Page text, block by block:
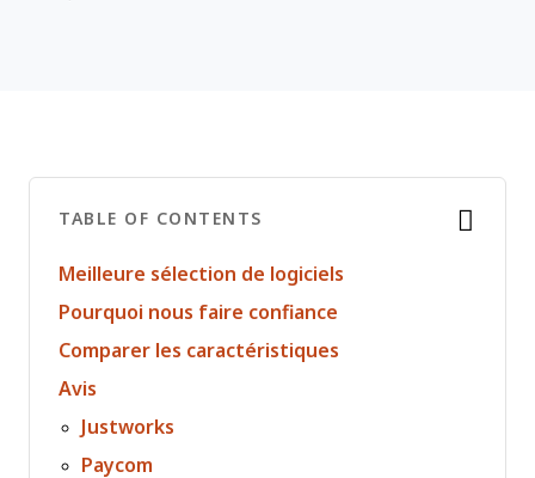
TABLE OF CONTENTS
Meilleure sélection de logiciels
Pourquoi nous faire confiance
Comparer les caractéristiques
Avis
Justworks
Paycom